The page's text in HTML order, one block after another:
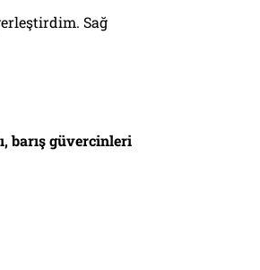
Sağ
barış güvercinleri